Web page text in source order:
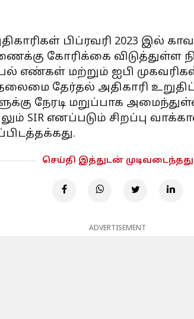
பிப்ரவரி 2023 இல்
கோரிக்கை
மற்றும் ஐபி முகவரிகள்
தேர்தல் அதிகாரி
நேரடி மறுப்பாக
SIR எனப்படும் சிறப்பு
செய்தி இத்துடன் முடிவடைந்தது
ADVERTISEMENT